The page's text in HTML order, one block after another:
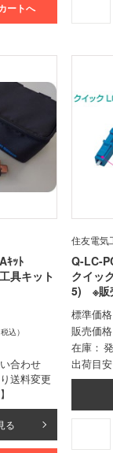
ートへ
ｷｯﾄ
具キット
税込）
合わせ
送料変更
る
住友電気
Q-LC-
クイッ
5) ※販
標準価格
販売価格
在庫
出荷目安